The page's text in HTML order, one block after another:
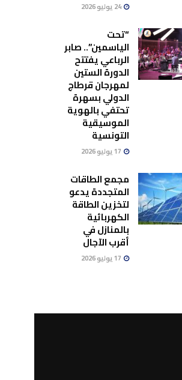
24 يوليو 2026
“تحت
الياسمين”.. صابر
الرباعي يفتتح
الدورة الستين
لمهرجان قرطاج
الدولي بسهرة
تحتفي بالهوية
الموسيقية
التونسية
مجمع الطاقات
المتجددة يدعو
لتخزين الطاقة
الكهربائية
بالمنازل في
أقرب الآجال